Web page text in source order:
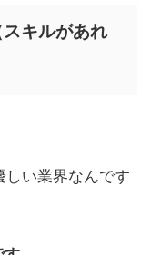
キルがあれ
い業界なんです